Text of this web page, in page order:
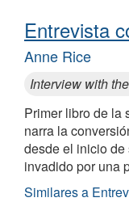
Entrevista
Anne Rice
Interview with
Primer libro de la
narra la
desde el inicio
invadido por una
Similares a